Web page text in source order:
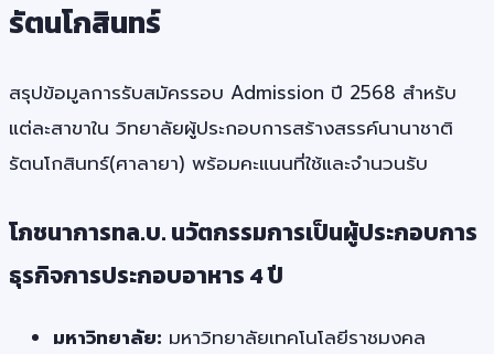
รัตนโกสินทร์
สรุปข้อมูลการรับสมัครรอบ Admission ปี 2568 สำหรับ
แต่ละสาขาใน วิทยาลัยผู้ประกอบการสร้างสรรค์นานาชาติ
รัตนโกสินทร์(ศาลายา) พร้อมคะแนนที่ใช้และจำนวนรับ
โภชนาการทล.บ. นวัตกรรมการเป็นผู้ประกอบการ
ธุรกิจการประกอบอาหาร 4 ปี
มหาวิทยาลัย: มหาวิทยาลัยเทคโนโลยีราชมงคล